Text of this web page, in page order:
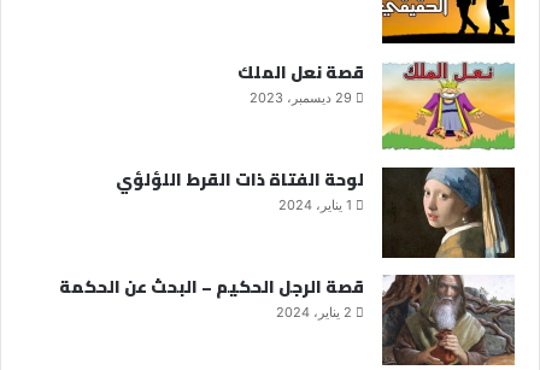
قصة نعل الملك
29 ديسمبر، 2023
لوحة الفتاة ذات القرط اللؤلؤي
1 يناير، 2024
قصة الرجل الحكيم – البحث عن الحكمة
2 يناير، 2024